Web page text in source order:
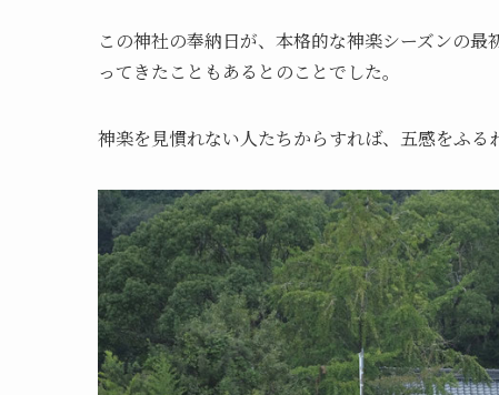
この神社の奉納日が、本格的な神楽シーズンの
ってきたこともあるとのことでした。
神楽を見慣れない人たちからすれば、五感をふる